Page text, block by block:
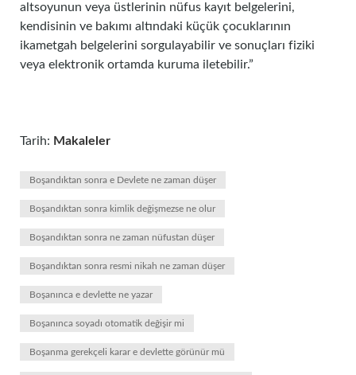
altsoyunun veya üstlerinin nüfus kayıt belgelerini,
kendisinin ve bakımı altındaki küçük çocuklarının
ikametgah belgelerini sorgulayabilir ve sonuçları fiziki
veya elektronik ortamda kuruma iletebilir.”
Tarih: Makaleler
Boşandıktan sonra e Devlete ne zaman düşer
Boşandıktan sonra kimlik değişmezse ne olur
Boşandıktan sonra ne zaman nüfustan düşer
Boşandıktan sonra resmi nikah ne zaman düşer
Boşanınca e devlette ne yazar
Boşanınca soyadı otomatik değişir mi
Boşanma gerekçeli karar e devlette görünür mü